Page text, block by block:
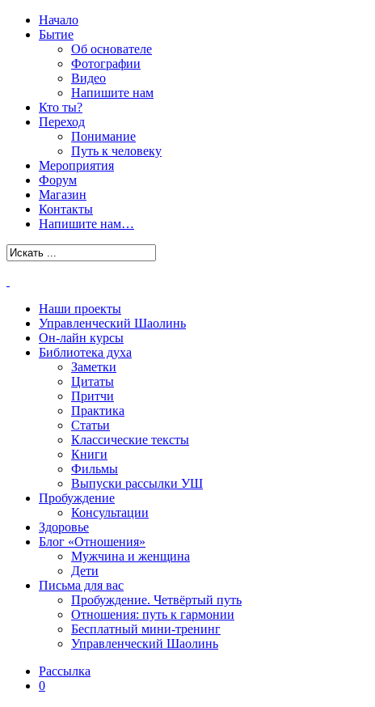
Начало
Бытие
Об основателе
Фотографии
Видео
Напишите нам
Кто ты?
Переход
Понимание
Путь к человеку
Мероприятия
Форум
Магазин
Контакты
Напишите нам…
Наши проекты
Управленческий Шаолинь
Он-лайн курсы
Библиотека духа
Заметки
Цитаты
Притчи
Практика
Статьи
Классические тексты
Книги
Фильмы
Выпуски рассылки УШ
Пробуждение
Консультации
Здоровье
Блог «Отношения»
Мужчина и женщина
Дети
Письма для вас
Пробуждение. Четвёртый путь
Отношения: путь к гармонии
Бесплатный мини-тренинг
Управленческий Шаолинь
Рассылка
0